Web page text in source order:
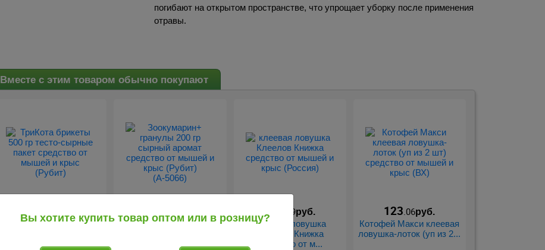
погибают на открытом пространстве, что упрощает уборку после применения
отравы.
Вместе с этим товаром обычно покупают
121
ТриКота брикеты 500 гр
Зоокумарин+ гранулы
134 .79руб.
Клеевая ловушка
Клеелов Книжка
средство от м...
123 .06руб.
Котофей Макси клеевая
ловушка-лоток (уп из 2...
Вы хотите купить товар оптом или в розницу?